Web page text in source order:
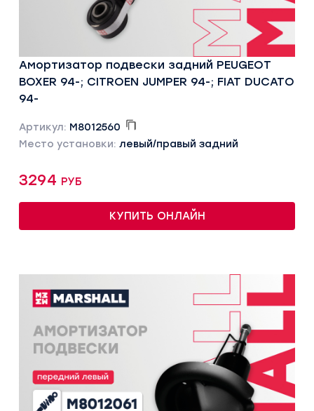
Амортизатор подвески задний PEUGEOT
BOXER 94-; CITROEN JUMPER 94-; FIAT DUCATO
94-
Артикул: M8012560
Место установки: левый/правый задний
3294 руб
КУПИТЬ ОНЛАЙН